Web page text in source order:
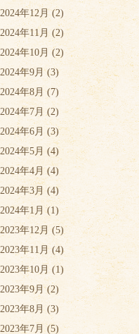
2024年12月(2)
2024年11月 (2)
2024年10月 (2)
2024年9月(3)
2024年8月 (7)
2024年7月 (2)
2024年6月 (3)
2024年5月 (4)
2024年4月(4)
2024年3月 (4)
2024年1月 (1)
2023年12月 (5)
2023年11月 (4)
2023年10月(1)
2023年9月 (2)
2023年8月(3)
2023年7月 (5)